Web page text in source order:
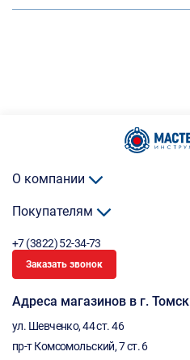
О компании
Покупателям
+7 (3822) 52-34-73
Заказать звонок
Адреса магазинов в г. Томск
ул. Шевченко, 44 ст. 46
пр-т Комсомольский, 7 ст. 6